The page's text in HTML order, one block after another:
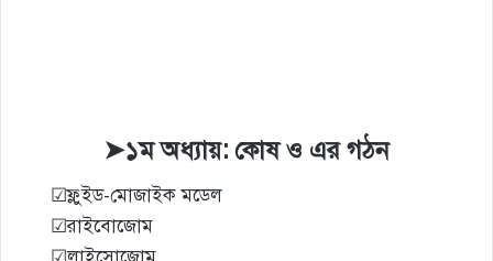
➤১ম অধ্যায়: কোষ ও এর গঠন
☑ফ্লুইড-মোজাইক মডেল
☑রাইবোজোম